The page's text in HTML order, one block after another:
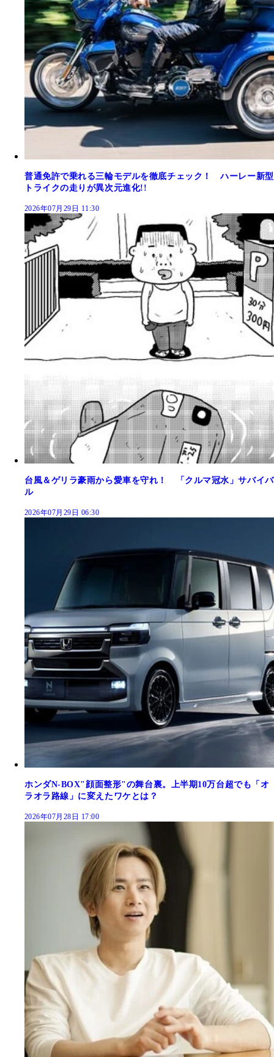
普通免許で乗れる三輪モデルを徹底チェック！ ハーレー新型
トライクの走りが異次元進化!!
2026年07月29日 11:30
台風＆ゲリラ豪雨から愛車を守れ！ 「クルマ冠水」サバイバ
ル
2026年07月29日 06:30
ホンダN-BOX"顔面整形"の舞台裏。上半期10万台超でも「オ
ラオラ路線」に変えたワケとは？
2026年07月28日 17:00